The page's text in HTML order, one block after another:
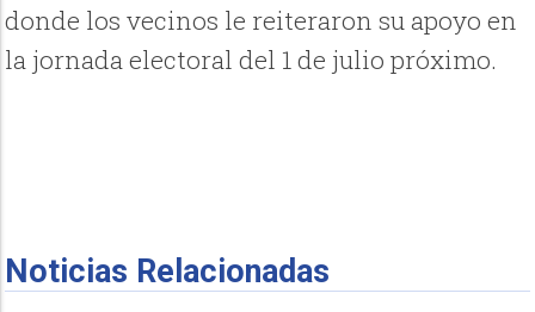
donde los vecinos le reiteraron su apoyo en
la jornada electoral del 1 de julio próximo.
Noticias Relacionadas